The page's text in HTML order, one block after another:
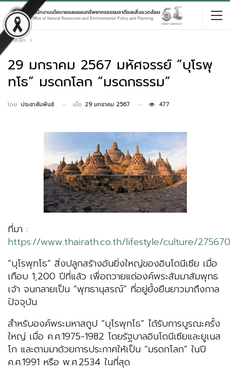
หน้าหลัก
29 มกราคม 2567 มหัศจรรย์ “บุโรพุ
ทโธ” มรดกโลก “มรดกธรรม”
โดย ประชาสัมพันธ์ เมื่อ 29 มกราคม 2567 477
ที่มา :
https://www.thairath.co.th/lifestyle/culture/
“บุโรพุทโธ” สิ่งปลูกสร้างอันยิ่งใหญ่ของอินโดนีเซีย เมื่อ
เกือบ 1,200 ปีที่แล้ว เพื่อถวายแด่องค์พระสัมมาสัมพุทธ
เจ้า จนกลายเป็น “พุทธานุสรณ์” ที่อยู่ยั้งยืนยาวมาถึงกาล
ปัจจุบัน
สำหรับองค์พระมหาสถูป “บุโรพุทโธ” ได้รับการบูรณะครั้ง
ใหญ่ เมื่อ ค.ศ.1975-1982 โดยรัฐบาลอินโดนีเซียและยูเนส
โก และตามมาด้วยการประกาศให้เป็น “มรดกโลก” ในปี
ค.ศ.1991 หรือ พ.ศ.2534 ในที่สุด